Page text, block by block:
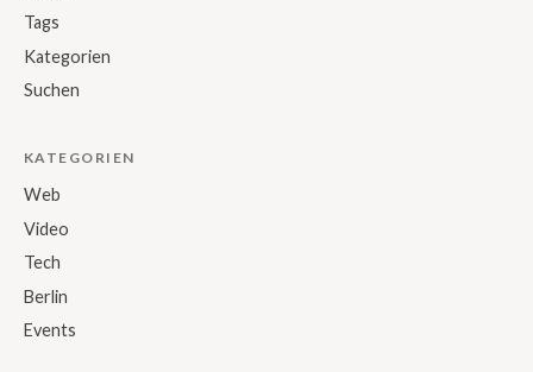
Tags
Kategorien
Suchen
KATEGORIEN
Web
Video
Tech
Berlin
Events